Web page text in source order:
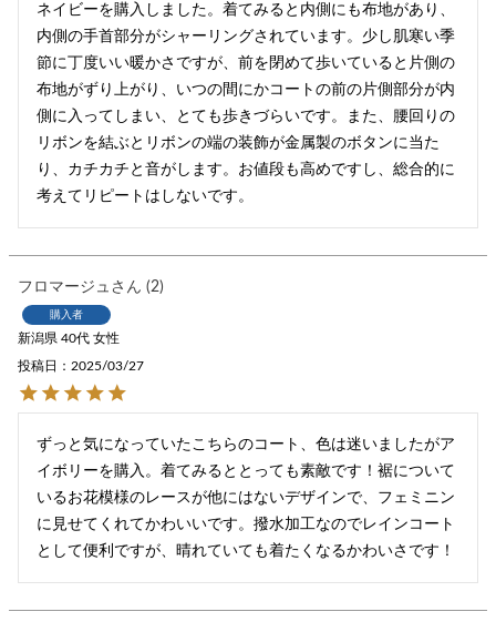
ネイビーを購入しました。着てみると内側にも布地があり、
内側の手首部分がシャーリングされています。少し肌寒い季
節に丁度いい暖かさですが、前を閉めて歩いていると片側の
布地がずり上がり、いつの間にかコートの前の片側部分が内
側に入ってしまい、とても歩きづらいです。また、腰回りの
リボンを結ぶとリボンの端の装飾が金属製のボタンに当た
り、カチカチと音がします。お値段も高めですし、総合的に
考えてリピートはしないです。
フロマージュ 2
購入者
新潟県 40代 女性
投稿日 2025/03/27
ずっと気になっていたこちらのコート、色は迷いましたがア
イボリーを購入。着てみるととっても素敵です！裾について
いるお花模様のレースが他にはないデザインで、フェミニン
に見せてくれてかわいいです。撥水加工なのでレインコート
として便利ですが、晴れていても着たくなるかわいさです！